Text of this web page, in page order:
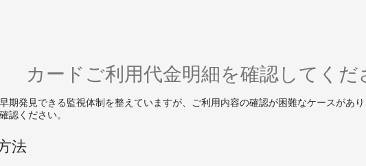
カードご利用代金明細を確認してくだ
期発見できる監視体制を整えていますが、ご利用内容の確認が困難なケースがあ
認ください。
法